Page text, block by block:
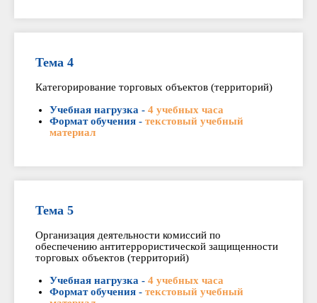
Тема 4
Категорирование торговых объектов (территорий)
Учебная нагрузка - 4 учебных часа
Формат обучения - текстовый учебный
материал
Тема 5
Организация деятельности комиссий по
обеспечению антитеррористической защищенности
торговых объектов (территорий)
Учебная нагрузка - 4 учебных часа
Формат обучения - текстовый учебный